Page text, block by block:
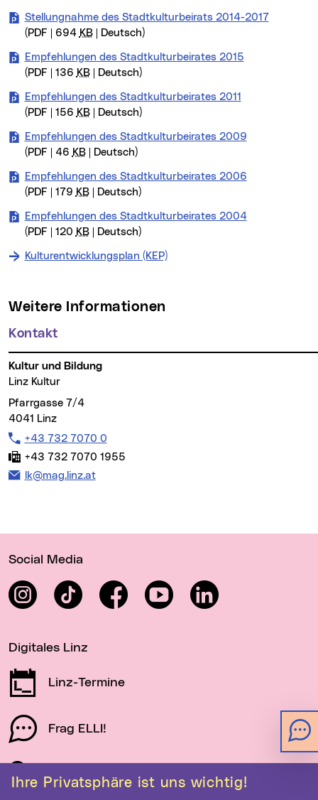
Ihre Privatsphäre ist uns wichtig!
Stellungnahme des Stadtkulturbeirats 2014-2017
(PDF | 694 KB| Deutsch)
Empfehlungen des Stadtkulturbeirates 2015
(PDF | 136 KB| Deutsch)
Empfehlungen des Stadtkulturbeirates 2011
(PDF | 156 KB| Deutsch)
Empfehlungen des Stadtkulturbeirates 2009
(PDF | 46 KB| Deutsch)
Empfehlungen des Stadtkulturbeirates 2006
(PDF | 179 KB| Deutsch)
Empfehlungen des Stadtkulturbeirates 2004
(PDF | 120 KB| Deutsch)
Kulturentwicklungsplan (KEP)
Weitere Informationen
Kontakt
Kultur und Bildung
Linz Kultur
Pfarrgasse 7/4
4041 Linz
Telefon:
+43 732 7070 0
Fax:
+43 732 7070 1955
E-Mail Adresse:
lk@mag.linz.at
Social Media
InstagramTikTok FacebookYouTube LinkedIn
Digitales Linz
Linz-Termine
Frag ELLI!
Schau auf Linz